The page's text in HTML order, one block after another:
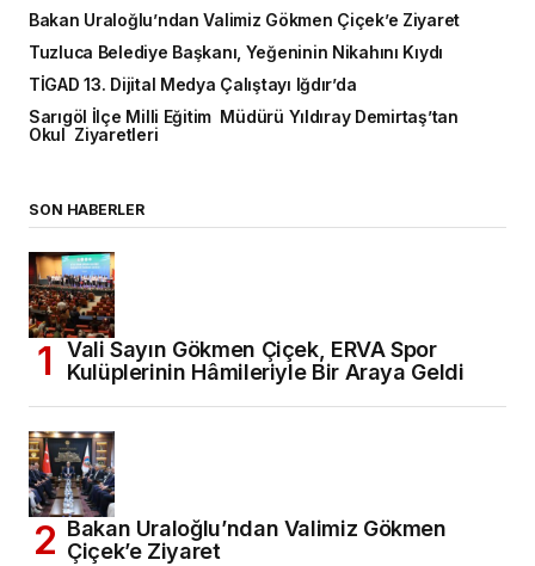
Bakan Uraloğlu’ndan Valimiz Gökmen Çiçek’e Ziyaret
Tuzluca Belediye Başkanı, Yeğeninin Nikahını Kıydı
TİGAD 13. Dijital Medya Çalıştayı Iğdır’da
Sarıgöl İlçe Milli Eğitim Müdürü Yıldıray Demirtaş’tan
Okul Ziyaretleri
SON HABERLER
Vali Sayın Gökmen Çiçek, ERVA Spor
Kulüplerinin Hâmileriyle Bir Araya Geldi
Bakan Uraloğlu’ndan Valimiz Gökmen
Çiçek’e Ziyaret